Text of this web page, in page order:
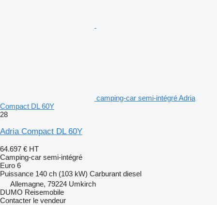
camping-car semi-intégré Adria
Compact DL 60Y
28
Adria Compact DL 60Y
64.697 € HT
Camping-car semi-intégré
Euro 6
Puissance 140 ch (103 kW) Carburant diesel
Allemagne, 79224 Umkirch
DUMO Reisemobile
Contacter le vendeur